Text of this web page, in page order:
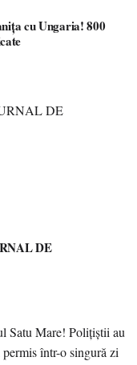
cu Ungaria! 800
DE